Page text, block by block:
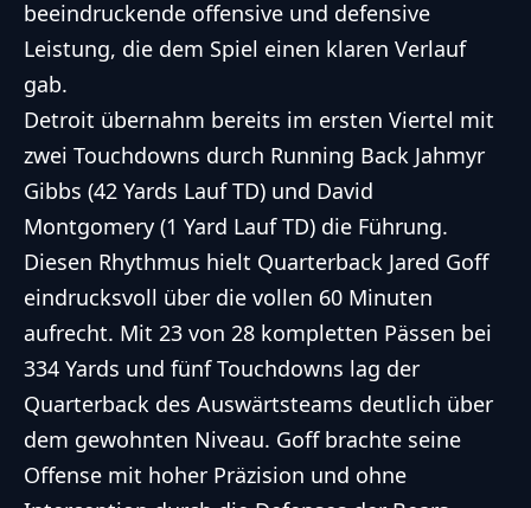
beeindruckende offensive und defensive
Leistung, die dem Spiel einen klaren Verlauf
gab.
Detroit übernahm bereits im ersten Viertel mit
zwei Touchdowns durch Running Back Jahmyr
Gibbs (42 Yards Lauf TD) und David
Montgomery (1 Yard Lauf TD) die Führung.
Diesen Rhythmus hielt Quarterback Jared Goff
eindrucksvoll über die vollen 60 Minuten
aufrecht. Mit 23 von 28 kompletten Pässen bei
334 Yards und fünf Touchdowns lag der
Quarterback des Auswärtsteams deutlich über
dem gewohnten Niveau. Goff brachte seine
Offense mit hoher Präzision und ohne